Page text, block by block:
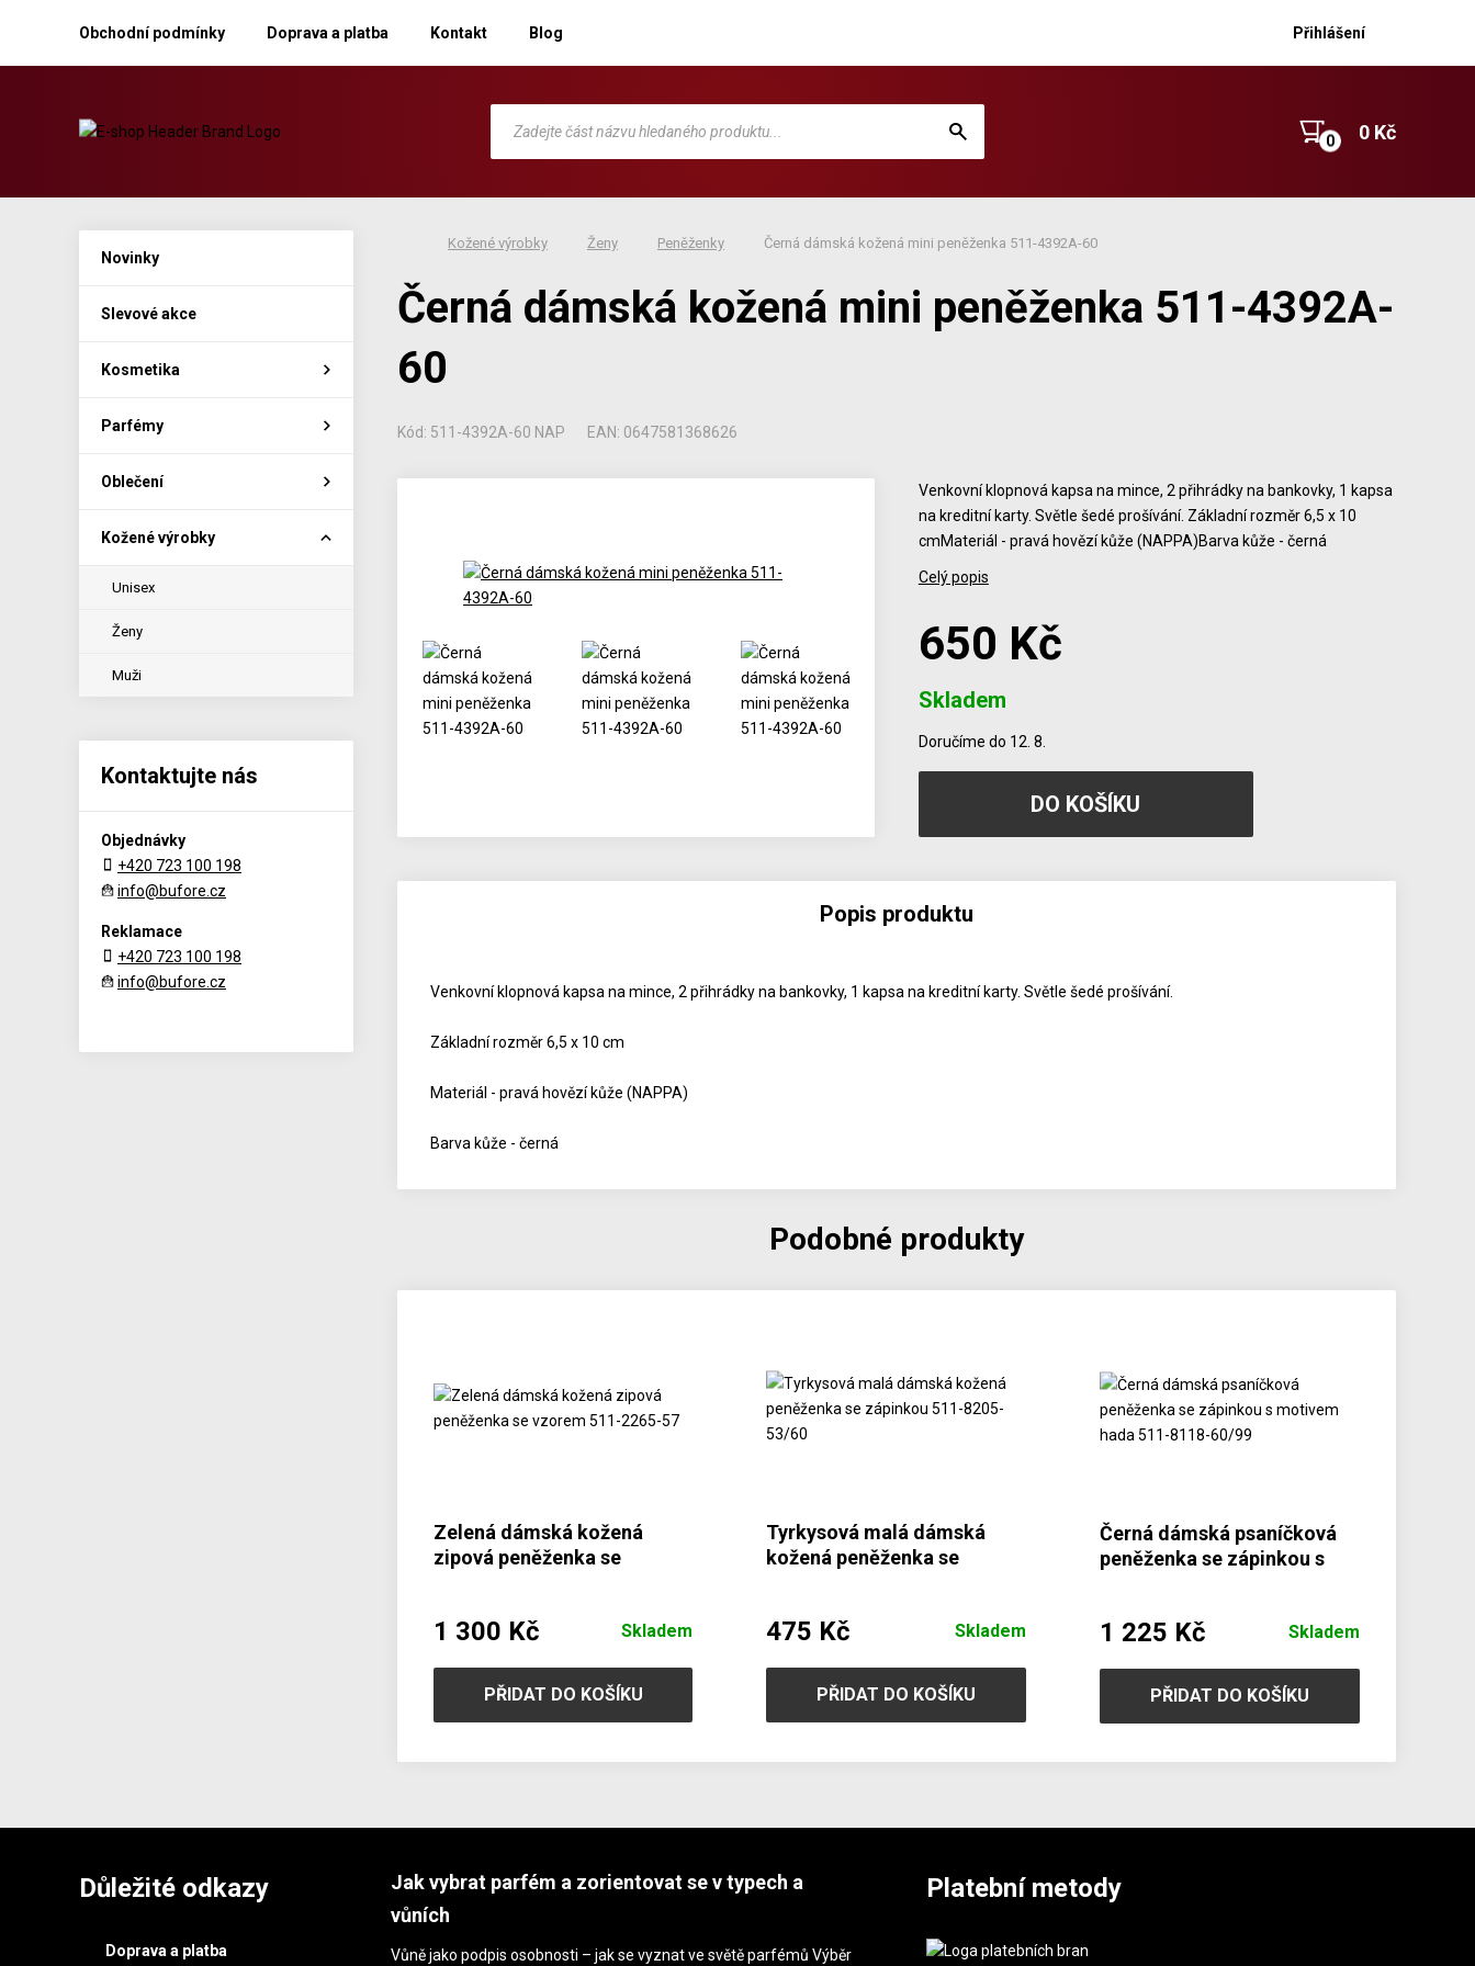
Obchodní podmínky Doprava a platba Kontakt Blog Přihlášení
0 Kč
Kožené výrobky Ženy Peněženky Černá dámská kožená mini peněženka 511-4392A-60
Černá dámská kožená mini peněženka 511-4392A-
60
Kód: 511-4392A-60 NAP EAN: 0647581368626
Venkovní klopnová kapsa na mince, 2 přihrádky na bankovky, 1 kapsa
na kreditní karty. Světle šedé prošívání. Základní rozměr 6,5 x 10
cmMateriál - pravá hovězí kůže (NAPPA)Barva kůže - černá
Celý popis
650 Kč
Skladem
Doručíme do 12. 8.
Popis produktu
Venkovní klopnová kapsa na mince, 2 přihrádky na bankovky, 1 kapsa na kreditní karty. Světle šedé prošívání.
Základní rozměr 6,5 x 10 cm
Materiál - pravá hovězí kůže (NAPPA)
Barva kůže - černá
Podobné produkty
Zelená dámská kožená
zipová peněženka se
1 300 Kč Skladem
PŘIDAT DO KOŠÍKU
Tyrkysová malá dámská
kožená peněženka se
475 Kč Skladem
PŘIDAT DO KOŠÍKU
Černá dámská psaníčková
peněženka se zápinkou s
1 225 Kč Skladem
PŘIDAT DO KOŠÍKU
Novinky
Slevové akce
Kosmetika
Parfémy
Oblečení
Kožené výrobky
Unisex
Ženy
Muži
Kontaktujte nás
Objednávky
+420 723 100 198
info@bufore.cz
Reklamace
+420 723 100 198
info@bufore.cz
Důležité odkazy
Doprava a platba
Jak vybrat parfém a zorientovat se v typech a
vůních
Vůně jako podpis osobnosti – jak se vyznat ve světě parfémů Výběr
Platební metody